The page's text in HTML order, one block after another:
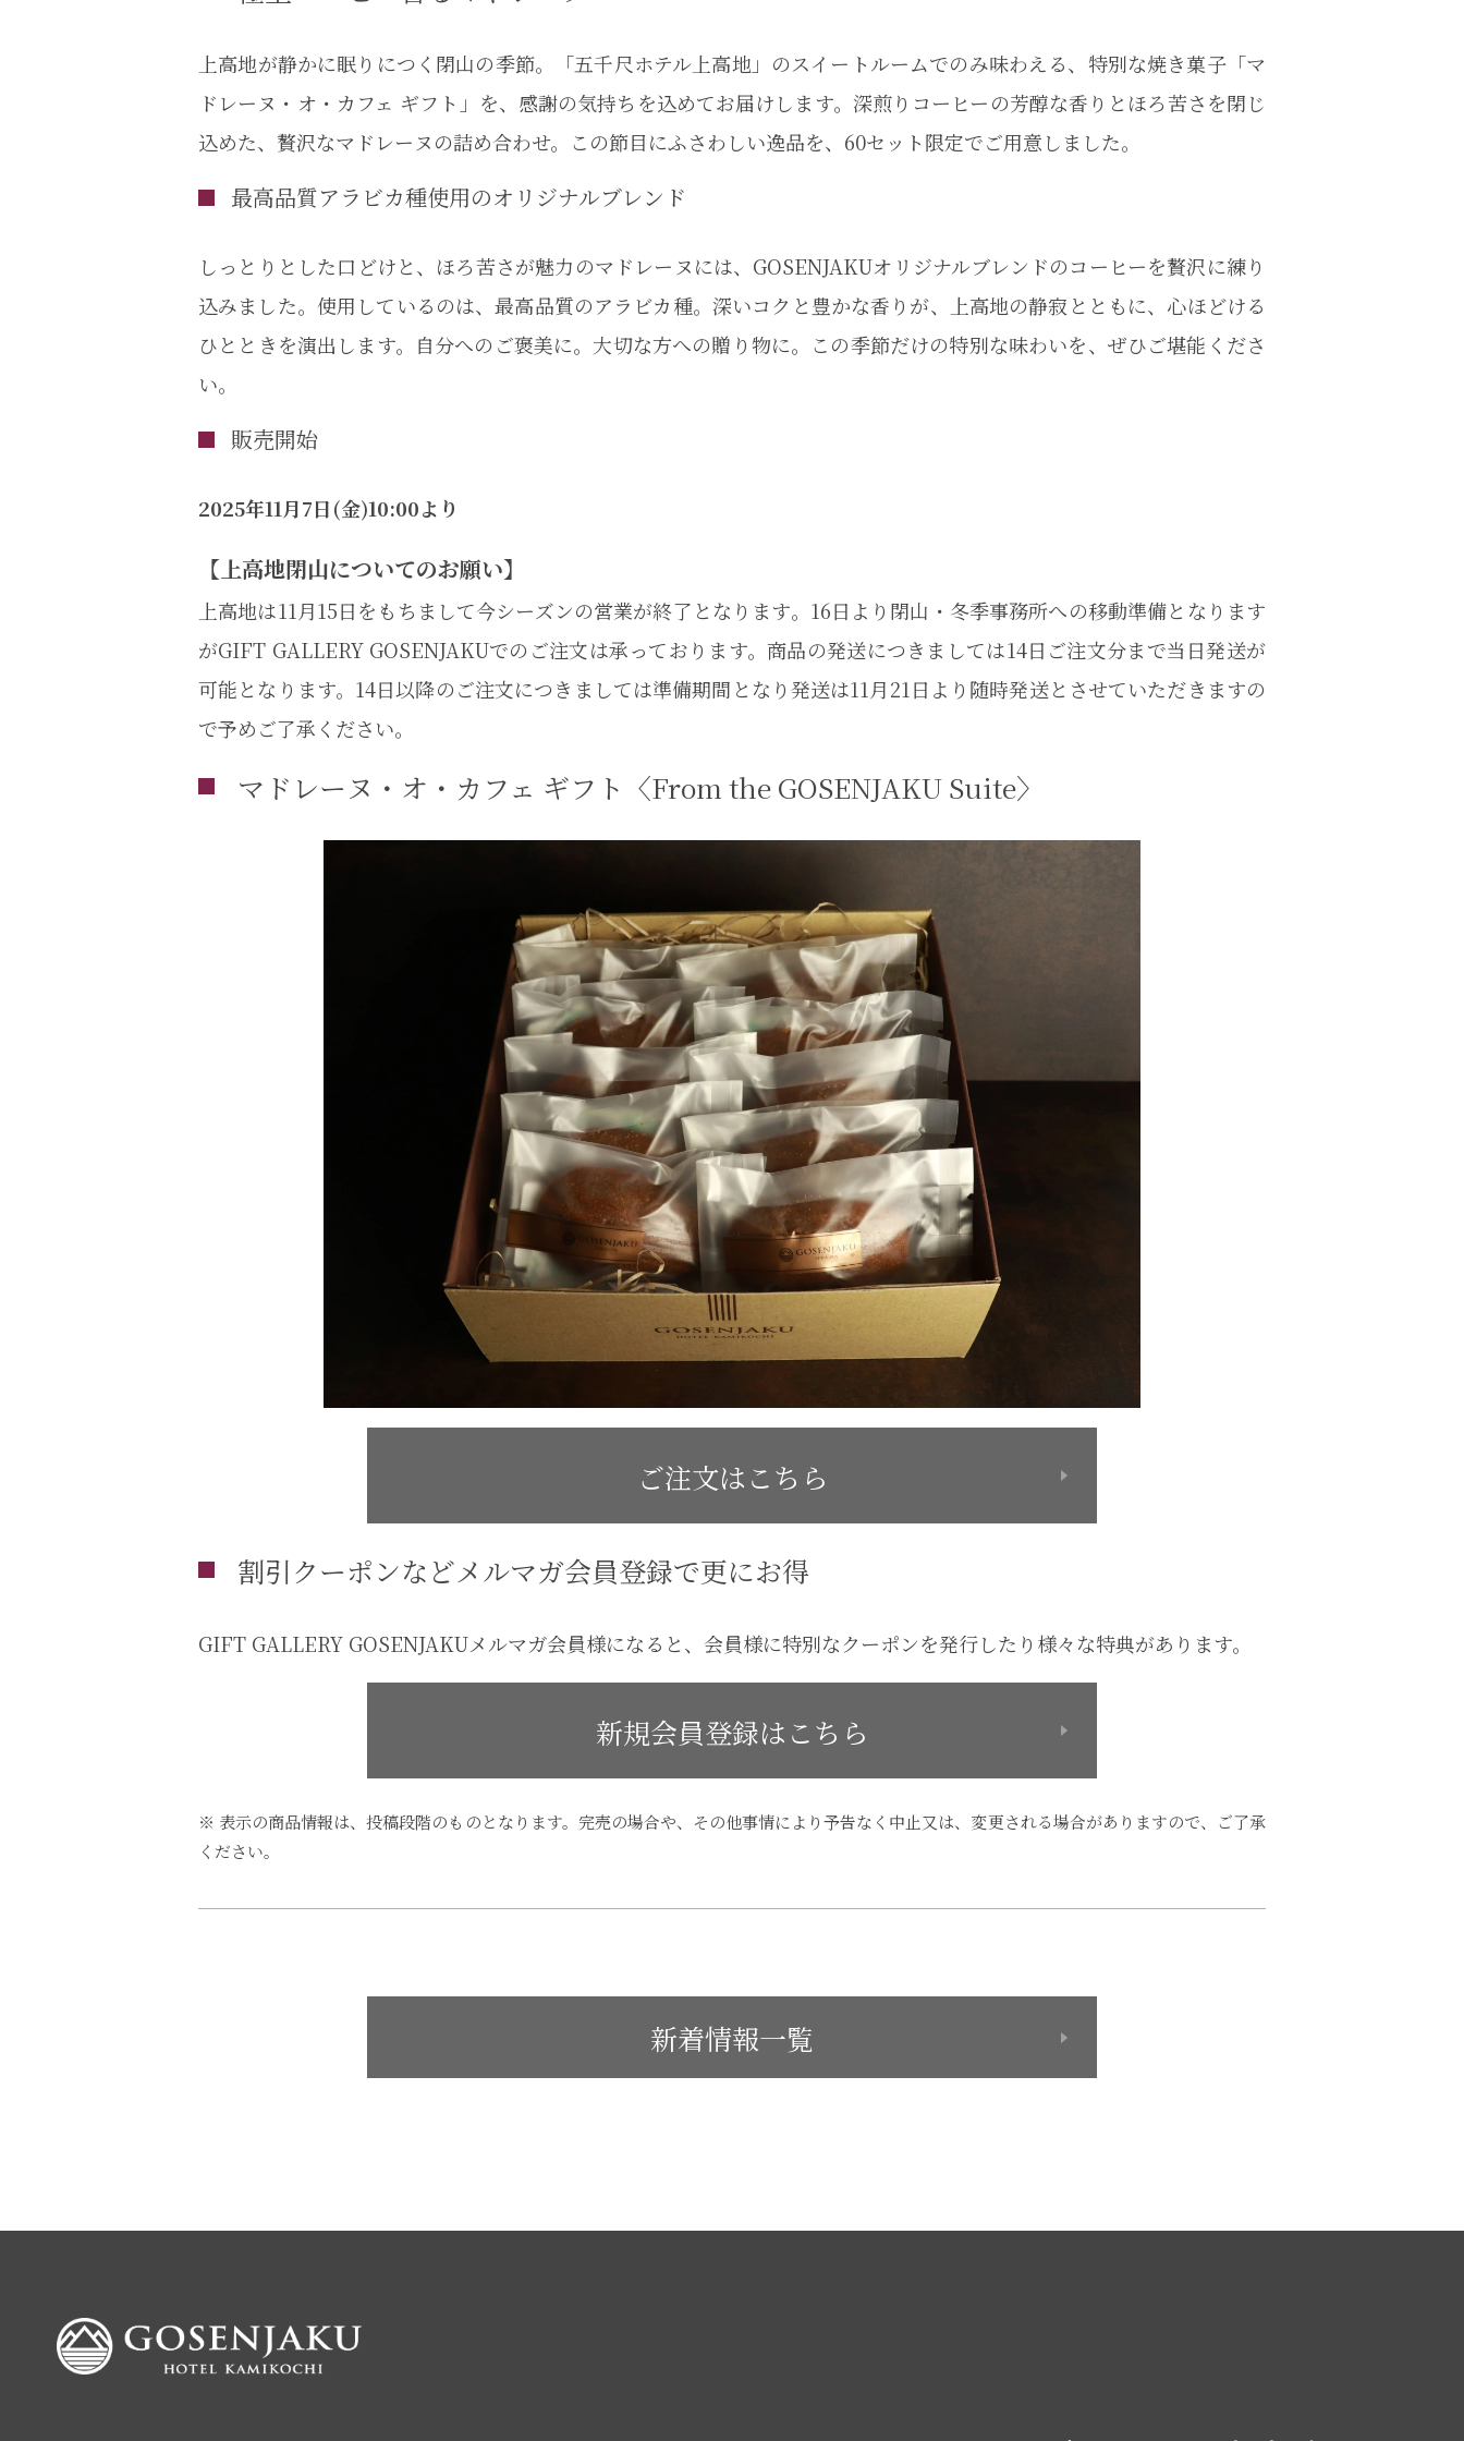
上高地が静かに眠りにつく閉山の季節。「五千尺ホテル上高地」のスイートルームでのみ味わえる、特別な焼き菓子「マ
ドレーヌ・オ・カフェ ギフト」を、感謝の気持ちを込めてお届けします。深煎りコーヒーの芳醇な香りとほろ苦さを閉じ
込めた、贅沢なマドレーヌの詰め合わせ。この節目にふさわしい逸品を、60セット限定でご用意しました。
最高品質アラビカ種使用のオリジナルブレンド
しっとりとした口どけと、ほろ苦さが魅力のマドレーヌには、GOSENJAKUオリジナルブレンドのコーヒーを贅沢に練り
込みました。使用しているのは、最高品質のアラビカ種。深いコクと豊かな香りが、上高地の静寂とともに、心ほどける
ひとときを演出します。自分へのご褒美に。大切な方への贈り物に。この季節だけの特別な味わいを、ぜひご堪能くださ
い。
販売開始
2025年11月7日(金)10:00より
【上高地閉山についてのお願い】
上高地は11月15日をもちまして今シーズンの営業が終了となります。16日より閉山・冬季事務所への移動準備となります
がGIFT GALLERY GOSENJAKUでのご注文は承っております。商品の発送につきましては14日ご注文分まで当日発送が
可能となります。14日以降のご注文につきましては準備期間となり発送は11月21日より随時発送とさせていただきますの
で予めご了承ください。
マドレーヌ・オ・カフェ ギフト〈From the GOSENJAKU Suite〉
ご注文はこちら
割引クーポンなどメルマガ会員登録で更にお得
GIFT GALLERY GOSENJAKUメルマガ会員様になると、会員様に特別なクーポンを発行したり様々な特典があります。
新規会員登録はこちら
※ 表示の商品情報は、投稿段階のものとなります。完売の場合や、その他事情により予告なく中止又は、変更される場合がありますので、ご了承
ください。
新着情報一覧